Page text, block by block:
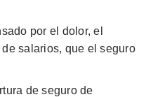
por el dolor, el
salarios, que el seguro
de seguro de